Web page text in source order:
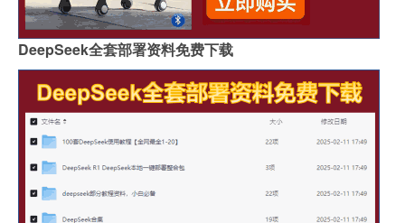
DeepSeek全套部署资料免费下载